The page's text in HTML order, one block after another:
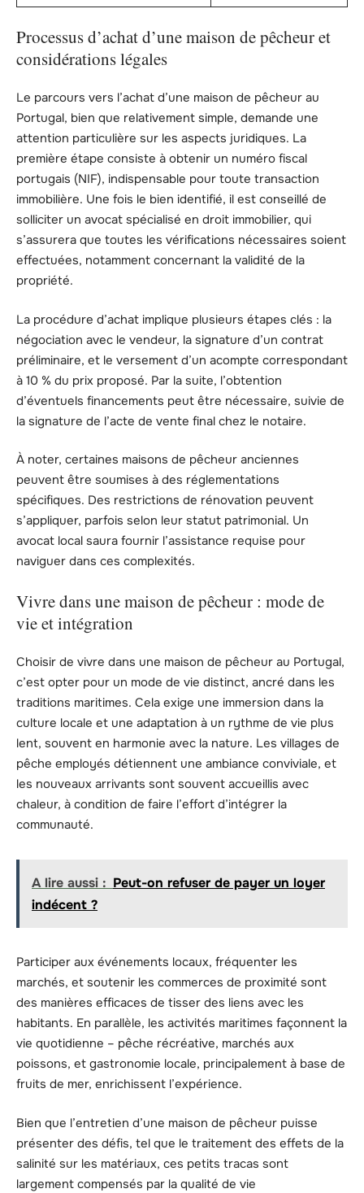
Processus d’achat d’une maison de pêcheur et
considérations légales
Le parcours vers l’achat d’une maison de pêcheur au
Portugal, bien que relativement simple, demande une
attention particulière sur les aspects juridiques. La
première étape consiste à obtenir un numéro fiscal
portugais (NIF), indispensable pour toute transaction
immobilière. Une fois le bien identifié, il est conseillé de
solliciter un avocat spécialisé en droit immobilier, qui
s’assurera que toutes les vérifications nécessaires soient
effectuées, notamment concernant la validité de la
propriété.
La procédure d’achat implique plusieurs étapes clés : la
négociation avec le vendeur, la signature d’un contrat
préliminaire, et le versement d’un acompte correspondant
à 10 % du prix proposé. Par la suite, l’obtention
d’éventuels financements peut être nécessaire, suivie de
la signature de l’acte de vente final chez le notaire.
À noter, certaines maisons de pêcheur anciennes
peuvent être soumises à des réglementations
spécifiques. Des restrictions de rénovation peuvent
s’appliquer, parfois selon leur statut patrimonial. Un
avocat local saura fournir l’assistance requise pour
naviguer dans ces complexités.
Vivre dans une maison de pêcheur : mode de
vie et intégration
Choisir de vivre dans une maison de pêcheur au Portugal,
c’est opter pour un mode de vie distinct, ancré dans les
traditions maritimes. Cela exige une immersion dans la
culture locale et une adaptation à un rythme de vie plus
lent, souvent en harmonie avec la nature. Les villages de
pêche employés détiennent une ambiance conviviale, et
les nouveaux arrivants sont souvent accueillis avec
chaleur, à condition de faire l’effort d’intégrer la
communauté.
A lire aussi : Peut-on refuser de payer un loyer
indécent ?
Participer aux événements locaux, fréquenter les
marchés, et soutenir les commerces de proximité sont
des manières efficaces de tisser des liens avec les
habitants. En parallèle, les activités maritimes façonnent la
vie quotidienne – pêche récréative, marchés aux
poissons, et gastronomie locale, principalement à base de
fruits de mer, enrichissent l’expérience.
Bien que l’entretien d’une maison de pêcheur puisse
présenter des défis, tel que le traitement des effets de la
salinité sur les matériaux, ces petits tracas sont
largement compensés par la qualité de vie